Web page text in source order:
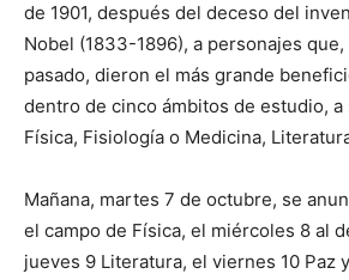
de 1901, después del deceso del
Nobel (1833-1896), a personajes
pasado, dieron el más grande
dentro de cinco ámbitos de estudio, a
Física, Fisiología o Medicina,
Mañana, martes 7 de octubre, se
el campo de Física, el miércoles 8 al
jueves 9 Literatura, el viernes 10 Paz